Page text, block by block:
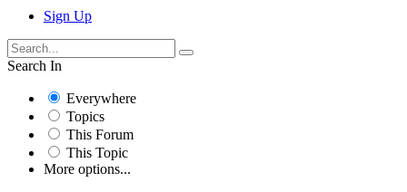
Sign Up
Search In
Everywhere
Topics
This Forum
This Topic
More options...